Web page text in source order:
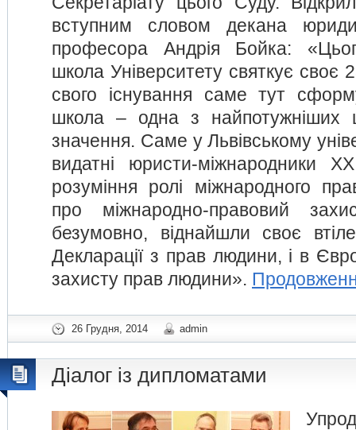
вступним словом декана
професора Андрія Бойка:
школа Університету святкує своє
свого існування саме тут
школа – одна з найпотужніших
значення. Саме у Львівському
видатні юристи-міжнародники
розуміння ролі міжнародного
про міжнародно-правовий
безумовно, віднайшли своє
Декларації з прав людини, і в
захисту прав людини».
26 Грудня, 2014 admin
Діалог із дипломатами